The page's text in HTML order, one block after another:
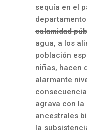
sequía en el
calamidad
agua, a los
población
niñas, hacen
alarmante
agrava con
ancestrales
la